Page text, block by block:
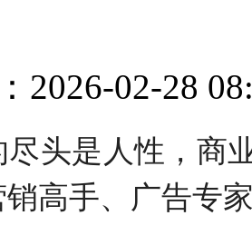
2026-02-28
头是人性，商
高手、广告专